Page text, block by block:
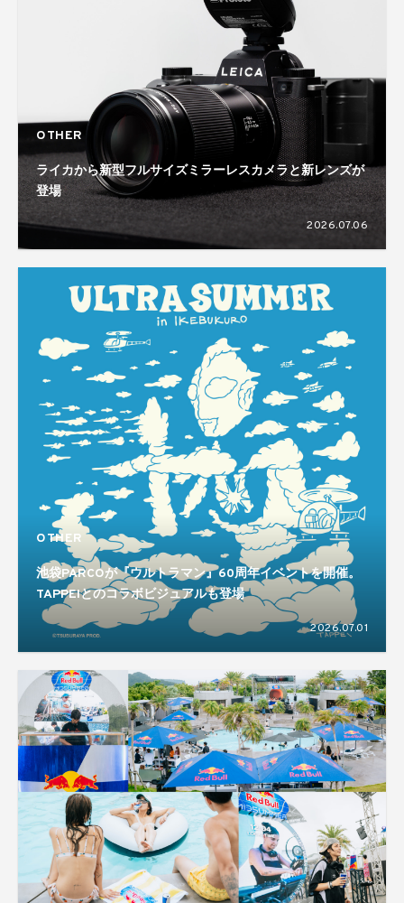
OTHER
ライカから新型フルサイズミラーレスカメラと新レンズが
登場
2026.07.06
OTHER
池袋PARCOが『ウルトラマン』60周年イベントを開催。
TAPPEIとのコラボビジュアルも登場
2026.07.01